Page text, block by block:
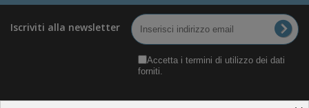
Iscriviti alla newsletter
Accetta i termini di utilizzo dei dati
forniti.